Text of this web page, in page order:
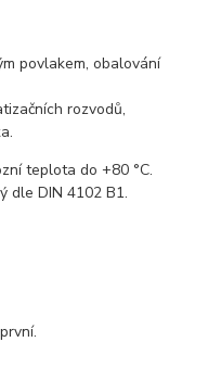
povlakem, obalování
rozvodů,
teplota do +80 °C.
dle DIN 4102 B1.